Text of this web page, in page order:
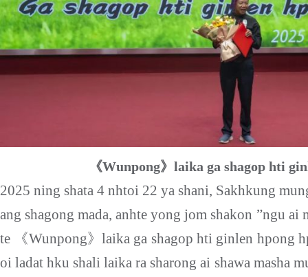
《Wunpong》laika ga shagop hti
2025 ning shata 4 nhtoi 22 ya shani, Sakhkung
ang shagong mada, anhte yong jom shakon ”ngu
te
《Wunpong》laika ga shagop hti ginlen hpong
oiladat hku shali laika ra sharong ai shawa masha